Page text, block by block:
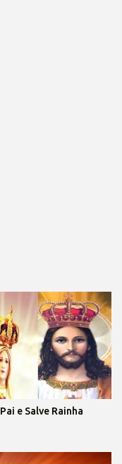
e Salve Rainha